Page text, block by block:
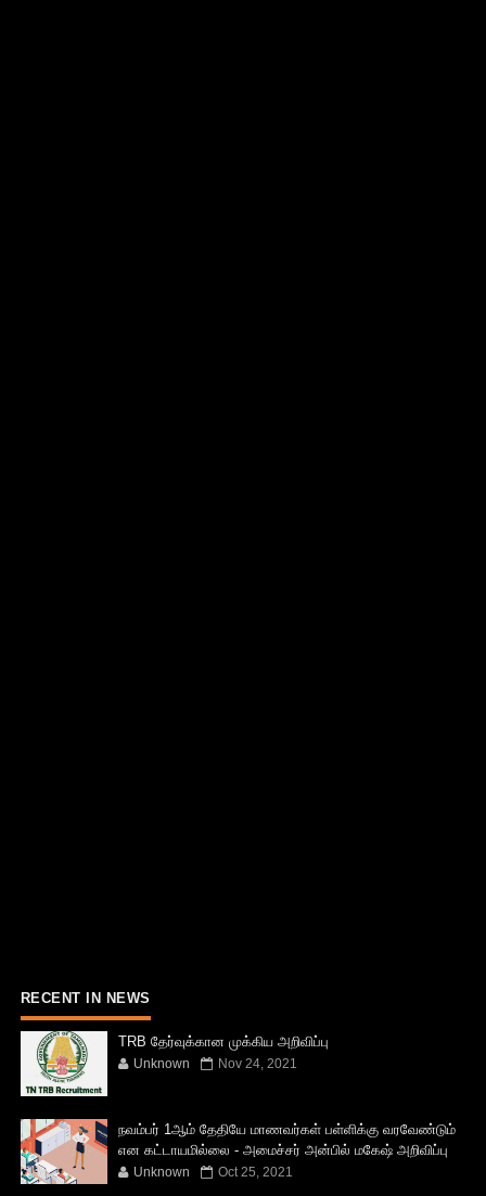
RECENT IN NEWS
TRB தேர்வுக்கான முக்கிய அறிவிப்பு
Unknown Nov 24, 2021
நவம்பர் 1ஆம் தேதியே மாணவர்கள் பள்ளிக்கு வரவேண்டும்
என கட்டாயமில்லை - அமைச்சர் அன்பில் மகேஷ் அறிவிப்பு
Unknown Oct 25, 2021